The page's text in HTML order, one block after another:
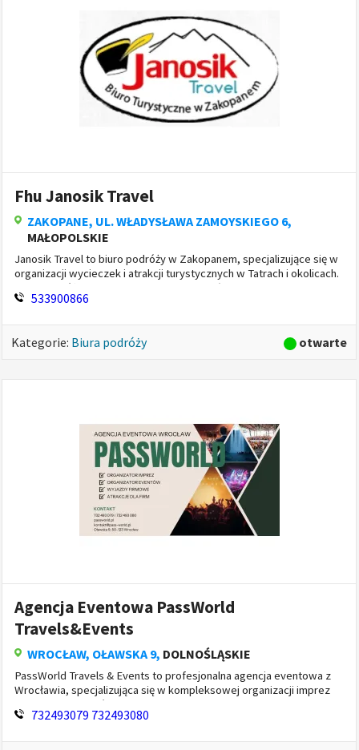
Atrakcje turystyczne»(13)
Biura podróży»(13)
Hotele i noclegi»
(52)
Informacja turystyczna
(2)
Organizacja wycieczek»(5)
Zabytkowe budowle»
Zdrowie i uroda»(408)
Fhu Janosik Travel
ZAKOPANE, UL. WŁADYSŁAWA ZAMOYSKIEGO 6,
MAŁOPOLSKIE
Janosik Travel to biuro podróży w Zakopanem, specjalizujące się w
organizacji wycieczek i atrakcji turystycznych w Tatrach i okolicach.
Biuro podróży oferuje szeroki wachlarz usług dosto...
533900866
Kategorie: Biura podróży otwarte
Agencja Eventowa PassWorld
Travels&Events
WROCŁAW, OŁAWSKA 9, DOLNOŚLĄSKIE
PassWorld Travels & Events to profesjonalna agencja eventowa z
Wrocławia, specjalizująca się w kompleksowej organizacji imprez
firmowych, eventów biznesowych oraz wyjazd&oacu...
732493079 732493080